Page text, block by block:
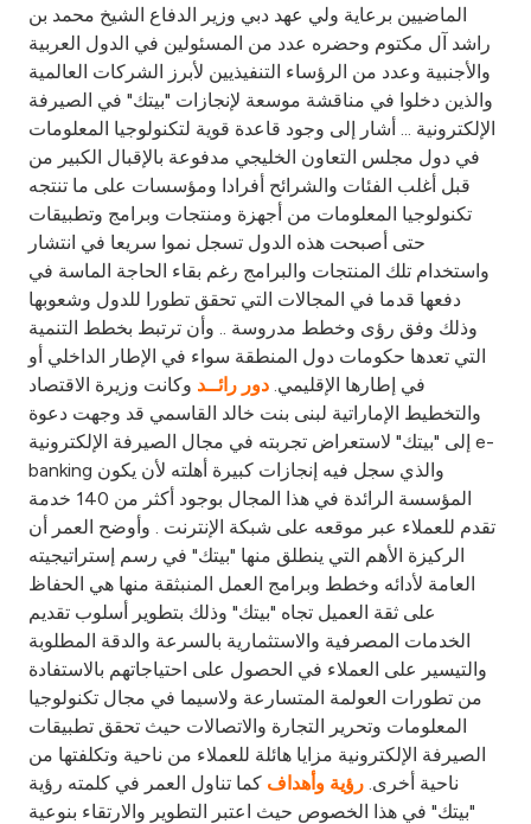
Germany
Malaysia
Turkey
Egypt
UK
Kingdom of Bahrain
الماضيين برعاية ولي عهد دبي وزير الدفاع الشيخ محمد بن
راشد آل مكتوم وحضره عدد من المسئولين في الدول العربية
والأجنبية وعدد من الرؤساء التنفيذيين لأبرز الشركات العالمية
والذين دخلوا في مناقشة موسعة لإنجازات "بيتك" في الصيرفة
الإلكترونية ... أشار إلى وجود قاعدة قوية لتكنولوجيا المعلومات
في دول مجلس التعاون الخليجي مدفوعة بالإقبال الكبير من
قبل أغلب الفئات والشرائح أفرادا ومؤسسات على ما تنتجه
تكنولوجيا المعلومات من أجهزة ومنتجات وبرامج وتطبيقات
حتى أصبحت هذه الدول تسجل نموا سريعا في انتشار
واستخدام تلك المنتجات والبرامج رغم بقاء الحاجة الماسة في
دفعها قدما في المجالات التي تحقق تطورا للدول وشعوبها
وذلك وفق رؤى وخطط مدروسة .. وأن ترتبط بخطط التنمية
التي تعدها حكومات دول المنطقة سواء في الإطار الداخلي أو
في إطارها الإقليمي. دور رائــد وكانت وزيرة الاقتصاد
والتخطيط الإماراتية لبنى بنت خالد القاسمي قد وجهت دعوة
إلى "بيتك" لاستعراض تجربته في مجال الصيرفة الإلكترونية e-
banking والذي سجل فيه إنجازات كبيرة أهلته لأن يكون
المؤسسة الرائدة في هذا المجال بوجود أكثر من 140 خدمة
تقدم للعملاء عبر موقعه على شبكة الإنترنت . وأوضح العمر أن
الركيزة الأهم التي ينطلق منها "بيتك" في رسم إستراتيجيته
العامة لأدائه وخطط وبرامج العمل المنبثقة منها هي الحفاظ
على ثقة العميل تجاه "بيتك" وذلك بتطوير أسلوب تقديم
الخدمات المصرفية والاستثمارية بالسرعة والدقة المطلوبة
والتيسير على العملاء في الحصول على احتياجاتهم بالاستفادة
من تطورات العولمة المتسارعة ولاسيما في مجال تكنولوجيا
المعلومات وتحرير التجارة والاتصالات حيث تحقق تطبيقات
الصيرفة الإلكترونية مزايا هائلة للعملاء من ناحية وتكلفتها من
ناحية أخرى. رؤية وأهداف كما تناول العمر في كلمته رؤية
"بيتك" في هذا الخصوص حيث اعتبر التطوير والارتقاء بنوعية